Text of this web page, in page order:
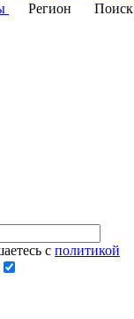
Регион Поиск
с политикой